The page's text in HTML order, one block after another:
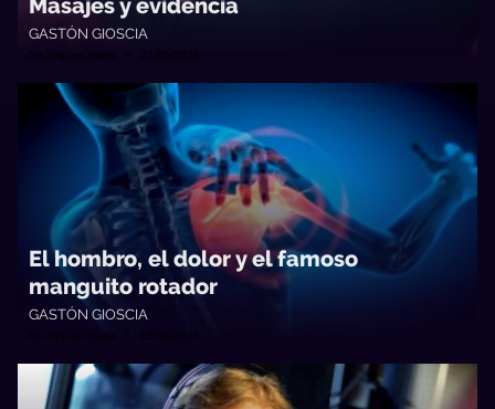
GASTÓN GIOSCIA
No Toquen Nada • 27/05/2026
El hombro, el dolor y el famoso
manguito rotador
GASTÓN GIOSCIA
No Toquen Nada • 15/04/2026